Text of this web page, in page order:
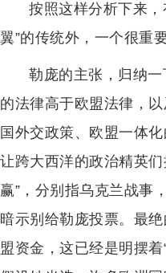
按照这样分析下来
翼”的传统外，一个很重
勒庞的主张，归纳一
的法律高于欧盟法律，
国外交政策、欧盟一体
让跨大西洋的政治精英
赢”，分别指乌克兰战事
暗示别给勒庞投票。最
盟资金，这已经是明摆